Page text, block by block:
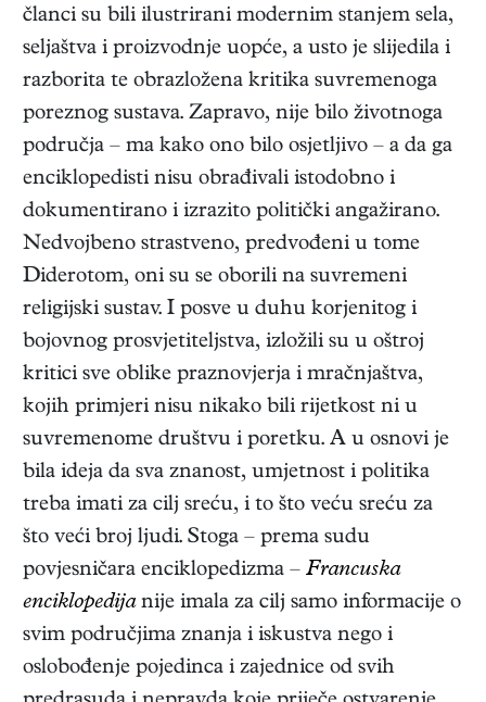
članci su bili ilustrirani modernim stanjem sela,
seljaštva i proizvodnje uopće, a usto je slijedila i
razborita te obrazložena kritika suvremenoga
poreznog sustava. Zapravo, nije bilo životnoga
područja – ma kako ono bilo osjetljivo – a da ga
enciklopedisti nisu obrađivali istodobno i
dokumentirano i izrazito politički angažirano.
Nedvojbeno strastveno, predvođeni u tome
Diderotom, oni su se oborili na suvremeni
religijski sustav. I posve u duhu korjenitog i
bojovnog prosvjetiteljstva, izložili su u oštroj
kritici sve oblike praznovjerja i mračnjaštva,
kojih primjeri nisu nikako bili rijetkost ni u
suvremenome društvu i poretku. A u osnovi je
bila ideja da sva znanost, umjetnost i politika
treba imati za cilj sreću, i to što veću sreću za
što veći broj ljudi. Stoga – prema sudu
povjesničara enciklopedizma – Francuska
enciklopedijanije imala za cilj samo informacije o
svim područjima znanja i iskustva nego i
oslobođenje pojedinca i zajednice od svih